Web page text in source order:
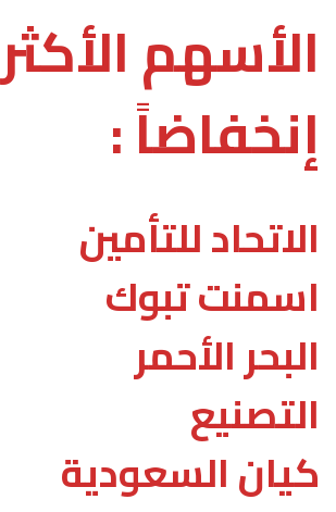
الأسهم الأكثر
إنخفاضاً :
الاتحاد للتأمين
اسمنت تبوك
البحر الأحمر
التصنيع
كيان السعودية